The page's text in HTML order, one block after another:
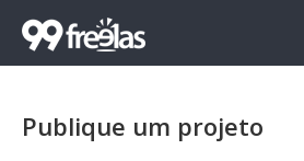
Publique um projeto